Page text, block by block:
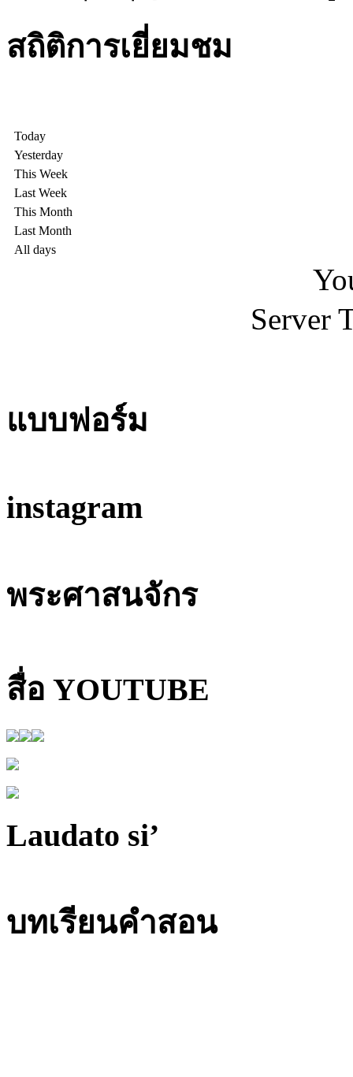
สถิติการเยี่ยมชม
Today
Yesterday
This Week
Last Week
This Month
Last Month
All days
Server
แบบฟอร์ม
instagram
พระศาสนจักร
สื่อ YOUTUBE
Laudato si’
บทเรียนคำสอน